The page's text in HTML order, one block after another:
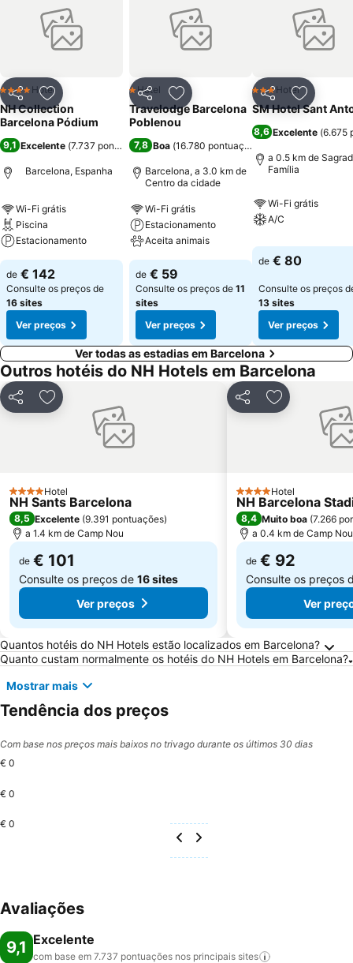
automóvel, posto de turismo, fax/fotocopiadora, recepção 24 horas
aberta. Para além destes serviços o hotel ainda possui um
restaurante, bar, elevador, ar condicionado, sala para bagagens,
permite a entrada de animais de estimação.
PartilharAdicionar aos favoritos
4 EstrelasHotel
NH Collection
Barcelona Pódium
9,1 Excelente (7.737 pontuações )
Barcelona, Espanha
Wi-Fi grátis
Piscina
Estacionamento
de € 142
Consulte os preços de
16 sites
Ver preços
PartilharAdicionar aos favoritos
1 Estrelas
Hotel
Travelodge Barcelona
Poblenou
7,8 Boa (16.780 pontuações
Barcelona, a 3.0 km de
Centro da cidade
Wi-Fi grátis
Estacionamento
Aceita animais
de € 59
Consulte os preços de 11
sites
Ver preços
Partilhar
3 Estrelas
Hotel
SM Hotel Sant
8,6 Excelente (6.675
a 0.5 km de
Família
Wi-Fi grátis
A/C
de € 80
Consulte os preços
13 sites
Ver preços
Ver todas as estadias em Barcelona
Outros hotéis do NH Hotels em Barcelona
PartilharAdicionar aos favoritos
4 Estrelas
Hotel
NH Sants Barcelona
8,5 Excelente (9.391 pontuações)
a 1.4 km de Camp Nou
de € 101
Consulte os preços de 16 sites
Ver preços
PartilharAdicionar
4 Estrelas
Hotel
NH Barcelona
8,4 Muito boa (7.266
a 0.4 km de Camp Nou
de € 92
Consulte os preços
Ver
Perguntas Frequentes sobre Barcelona
Quantos hotéis do NH Hotels estão localizados em Barcelona?
Quanto custam normalmente os hotéis do NH Hotels em Barcelona?
Mostrar mais
Tendência dos preços
Com base nos preços mais baixos no trivago durante os últimos 30 dias
€ 0
€ 0
€ 0
Avaliações
9,1 Excelente
com base em 7.737 pontuações nos principais sites